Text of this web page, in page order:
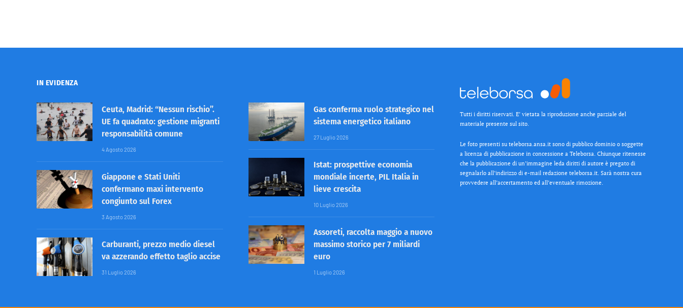
IN EVIDENZA
Ceuta, Madrid: “Nessun rischio”.
UE fa quadrato: gestione migranti
responsabilità comune
4 Agosto 2026
Giappone e Stati Uniti
confermano maxi intervento
congiunto sul Forex
3 Agosto 2026
Carburanti, prezzo medio diesel
va azzerando effetto taglio accise
31 Luglio 2026
Gas conferma ruolo strategico nel
sistema energetico italiano
27 Luglio 2026
Istat: prospettive economia
mondiale incerte, PIL Italia in
lieve crescita
10 Luglio 2026
Assoreti, raccolta maggio a nuovo
massimo storico per 7 miliardi
euro
1 Luglio 2026
Tutti i diritti riservati. E’ vietata la riproduzione anche parziale del
materiale presente sul sito.
Le foto presenti su teleborsa.ansa.it sono di pubblico dominio o soggette
a licenza di pubblicazione in concessione a Teleborsa. Chiunque ritenesse
che la pubblicazione di un’immagine leda diritti di autore è pregato di
segnalarlo all’indirizzo di e-mail redazione teleborsa.it. Sarà nostra cura
provvedere all’accertamento ed all’eventuale rimozione.